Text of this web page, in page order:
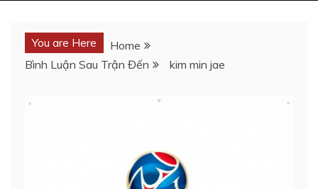
You are Here
Home
Bình Luận Sau Trận Đến
kim min jae